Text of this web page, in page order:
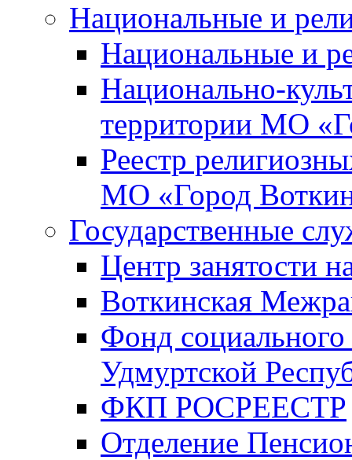
Национальные и
Национальные и
Национально-
территории МО
Реестр
МО «Город
Государственные
Центр занятости
Воткинская
Фонд
Удмуртской
ФКП РОСРЕЕСТР
Отделение